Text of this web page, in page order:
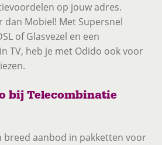
op jouw adres.
dan Mobiel! Met Supersnel
of Glasvezel en een
TV, heb je met Odido ook voor
bij Telecombinatie
breed aanbod in pakketten voor